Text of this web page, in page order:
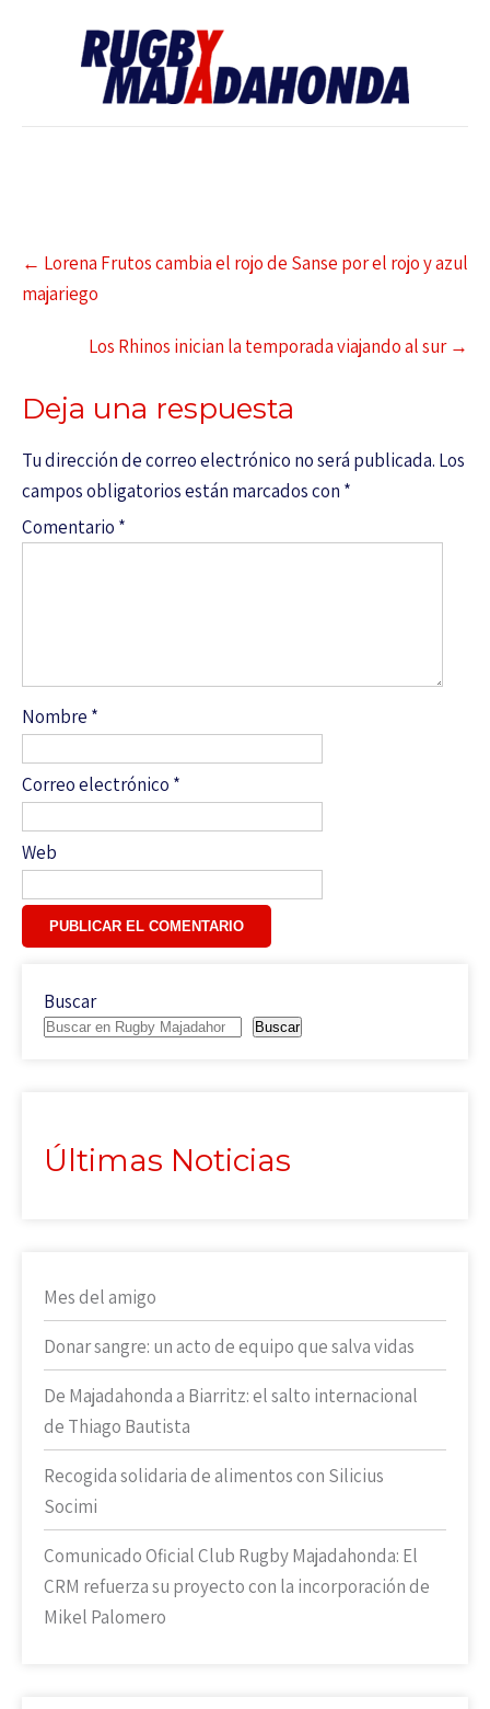
← Lorena Frutos cambia el rojo de Sanse por el rojo y azul
majariego
Los Rhinos inician la temporada viajando al sur →
Deja una respuesta
Tu dirección de correo electrónico no será publicada. Los
campos obligatorios están marcados con *
Comentario *
Nombre *
Correo electrónico *
Web
Buscar
Buscar
Últimas Noticias
Mes del amigo
Donar sangre: un acto de equipo que salva vidas
De Majadahonda a Biarritz: el salto internacional
de Thiago Bautista
Recogida solidaria de alimentos con Silicius
Socimi
Comunicado Oficial Club Rugby Majadahonda: El
CRM refuerza su proyecto con la incorporación de
Mikel Palomero